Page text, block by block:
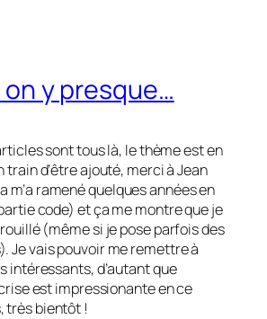
y presque…
sont tous là, le thème est en
train d’être ajouté, merci à Jean
m’a ramené quelques années en
code) et ça me montre que je
(même si je pose parfois des
Je vais pouvoir me remettre à
intéressants, d’autant que
est impressionante en ce
très bientôt !